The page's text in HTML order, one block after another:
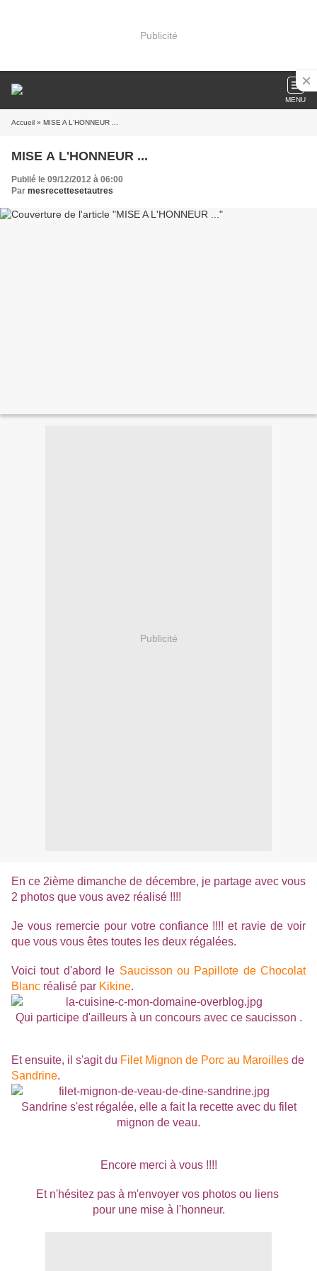
Publicité
MENU
Accueil » MISE A L'HONNEUR ...
MISE A L'HONNEUR ...
Publié le 09/12/2012 à 06:00
Par mesrecettesetautres
Publicité
En ce 2ième dimanche de décembre, je partage avec vous
2 photos que vous avez réalisé !!!!
Je vous remercie pour votre confiance !!!! et ravie de voir
que vous vous êtes toutes les deux régalées.
Voici tout d'abord le Saucisson ou Papillote de Chocolat
Blanc réalisé par Kikine.
Qui participe d'ailleurs à un concours avec ce saucisson .
Et ensuite, il s'agit du Filet Mignon de Porc au Maroilles de
Sandrine.
Sandrine s'est régalée, elle a fait la recette avec du filet
mignon de veau.
Encore merci à vous !!!!
Et n'hésitez pas à m'envoyer vos photos ou liens
pour une mise à l'honneur.